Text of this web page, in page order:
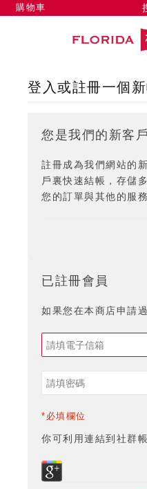
購物車
登入或註冊一個
您是我們的新客
註冊成為我們網站的
戶裏快速結帳，存儲
您的訂單與其他的服務
已註冊會員
如果您在本商店申請
*必填欄位
你可利用連結到社群